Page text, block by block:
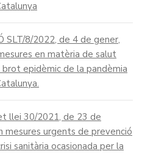
SLT/8/2022, de 4 de gener,
en matèria de salut
epidèmic de la pandèmia
llei 30/2021, de 23 de
urgents de prevenció
sanitària ocasionada per la